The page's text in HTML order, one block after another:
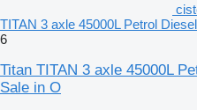
TITAN 3 axle 45000L Petrol
6
Titan TITAN 3 axle 45000L
Sale in O